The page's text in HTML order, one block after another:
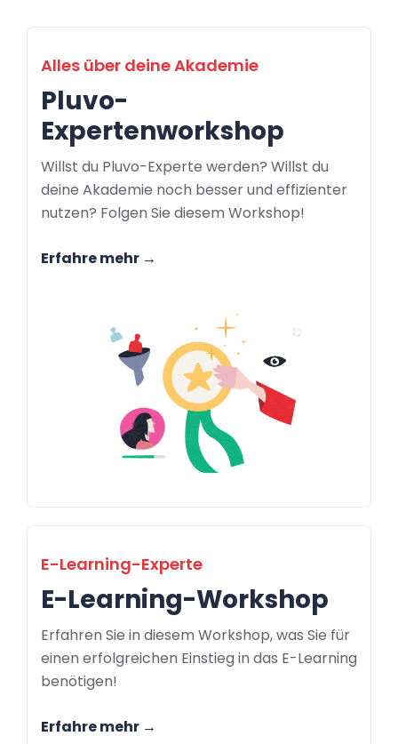
Alles über deine Akademie
Pluvo-
Expertenworkshop
Willst du Pluvo-Experte werden? Willst du
deine Akademie noch besser und effizienter
nutzen? Folgen Sie diesem Workshop!
Erfahre mehr →
E-Learning-Experte
E-Learning-Workshop
Erfahren Sie in diesem Workshop, was Sie für
einen erfolgreichen Einstieg in das E-Learning
benötigen!
Erfahre mehr →